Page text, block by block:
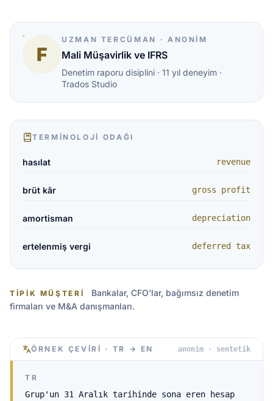
F
UZMAN TERCÜMAN · ANONIM
Mali Müşavirlik ve IFRS
Denetim raporu disiplini · 11 yıl deneyim ·
Trados Studio
TERMINOLOJI ODAĞI
hasılat revenue
brüt kâr gross profit
amortisman depreciation
ertelenmiş vergi deferred tax
TIPIK MÜŞTERI
Bankalar, CFO'lar, bağımsız denetim
firmaları ve M&A danışmanları.
ÖRNEK ÇEVIRI · TR → EN anonim · sentetik
TR
Grup'un 31 Aralık tarihinde sona eren hesap